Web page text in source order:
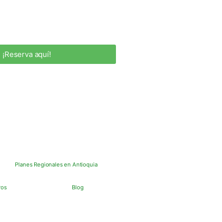
¡Reserva aquí!
Planes Regionales en Antioquia
Blog